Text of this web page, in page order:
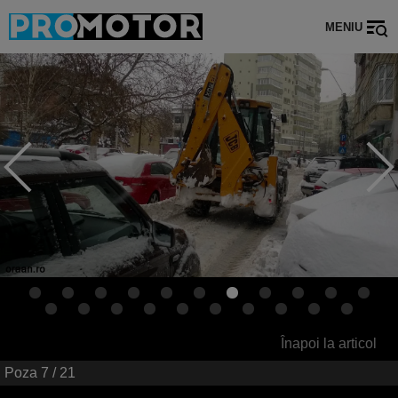
MENIU
Înapoi la articol
Poza 7 / 21